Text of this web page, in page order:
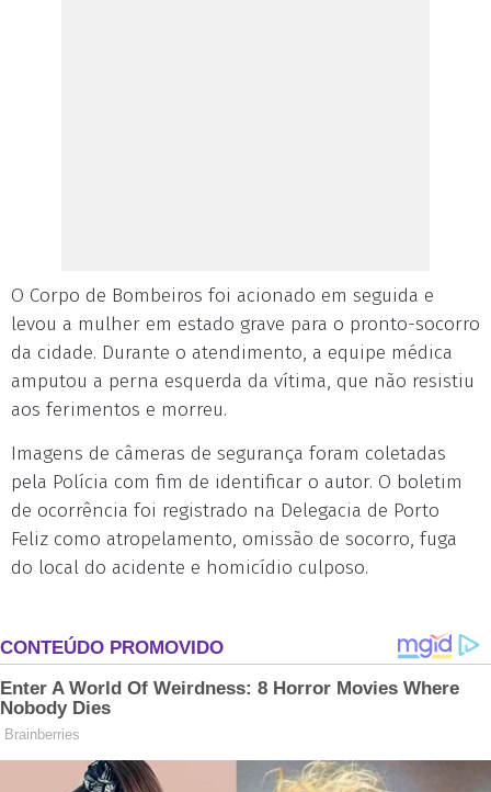
O Corpo de Bombeiros foi acionado em seguida e
levou a mulher em estado grave para o pronto-socorro
da cidade. Durante o atendimento, a equipe médica
amputou a perna esquerda da vítima, que não resistiu
aos ferimentos e morreu.
Imagens de câmeras de segurança foram coletadas
pela Polícia com fim de identificar o autor. O boletim
de ocorrência foi registrado na Delegacia de Porto
Feliz como atropelamento, omissão de socorro, fuga
do local do acidente e homicídio culposo.